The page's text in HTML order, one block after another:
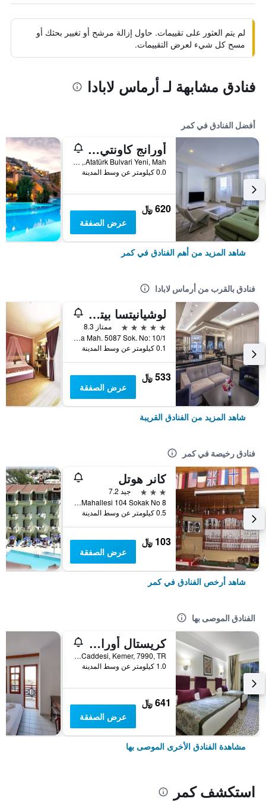
لم يتم العثور على تقييمات. حاول إزالة مرشح أو تغيير بحثك أو
مسح كل شيء لعرض التقييمات.
فنادق مشابهة لـ أرماس لابادا
أفضل الفنادق في كمر
أورانج كاونتي كيمير - شامامل جميع الخدمات
Atatürk Bulvari Yeni, Mah., كمر, تركيا
0.0 كيلومتر عن وسط المدينة
620 ﷼
عرض الصفقة
شاهد المزيد من أهم الفنادق في كمر
فنادق بالقرب من أرماس لابادا
لوشيانيتسا بيتش ريزورت
5 نجوم
ممتاز 8.3
Çamyuva Mah. 5087 Sok. No: 10/1, كمر, تركيا
0.1 كيلومتر عن وسط المدينة
533 ﷼
عرض الصفقة
شاهد المزيد من الفنادق القريبة
فنادق رخيصة في كمر
كانر هوتل
3 نجوم
جيد 7.2
Merkez Mahallesi 104 Sokak No 8, كمر, تركيا
0.5 كيلومتر عن وسط المدينة
103 ﷼
عرض الصفقة
شاهد أرخص الفنادق في كمر
الفنادق الموصى بها
كريستال أورا أكوا كوليكشن -سعامامل جميع الخدمات
Atatürk Caddesi, Kemer, 7990, TR, كمر, تركيا
1.0 كيلومتر عن وسط المدينة
641 ﷼
عرض الصفقة
مشاهدة الفنادق الأخرى الموصى بها
استكشف كمر